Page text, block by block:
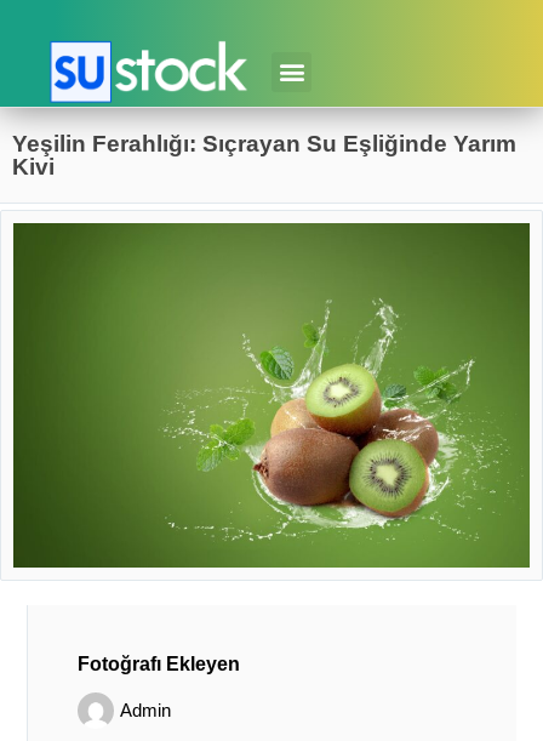
Yeşilin Ferahlığı: Sıçrayan Su Eşliğinde Yarım
Kivi
Fotoğrafı Ekleyen
Admin